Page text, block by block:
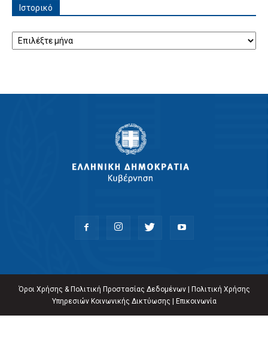
Ιστορικό
Όροι Χρήσης & Πολιτική Προστασίας Δεδομένων|
Πολιτική Χρήσης
Υπηρεσιών Κοινωνικής Δικτύωσης
Επικοινωνία